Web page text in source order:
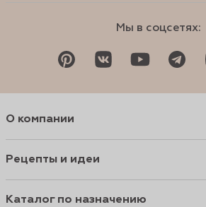
Мы в соцсетях:
О компании
Рецепты и идеи
Каталог по назначению